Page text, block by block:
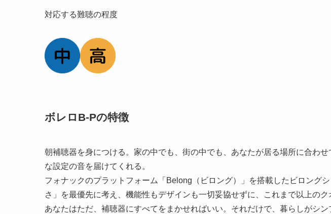
対応する難聴の程度
ボレロB-Pの特徴
朝補聴器を身につける。家の中でも、街の中でも、あなたが居る場所に合わ
な設定の音を届けてくれる。
フォナックのプラットフォーム「Belong（ビロング）」を搭載したビロング
さ」を最優先に考え、機能性もデザインも一切妥協せずに、これまで以上のク
あなたはただ、補聴器にすべてをまかせればいい。それだけで、暮らしがシ